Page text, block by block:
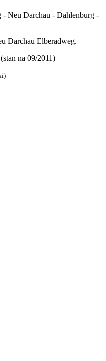
Neu Darchau - Dahlenburg -
Darchau Elberadweg.
na 09/2011)